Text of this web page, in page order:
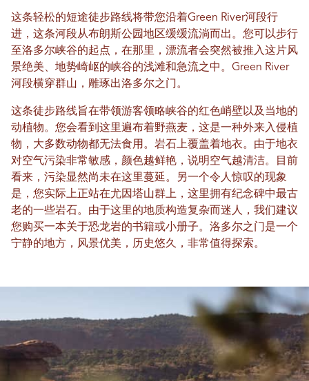
这条轻松的短途徒步路线将带您沿着Green River河段行
进，这条河段从布朗斯公园地区缓缓流淌而出。您可以步行
至洛多尔峡谷的起点，在那里，漂流者会突然被推入这片风
景绝美、地势崎岖的峡谷的浅滩和急流之中。Green River
河段横穿群山，雕琢出洛多尔之门。
这条徒步路线旨在带领游客领略峡谷的红色峭壁以及当地的
动植物。您会看到这里遍布着野燕麦，这是一种外来入侵植
物，大多数动物都无法食用。岩石上覆盖着地衣。由于地衣
对空气污染非常敏感，颜色越鲜艳，说明空气越清洁。目前
看来，污染显然尚未在这里蔓延。另一个令人惊叹的现象
是，您实际上正站在尤因塔山群上，这里拥有纪念碑中最古
老的一些岩石。由于这里的地质构造复杂而迷人，我们建议
您购买一本关于恐龙岩的书籍或小册子。洛多尔之门是一个
宁静的地方，风景优美，历史悠久，非常值得探索。